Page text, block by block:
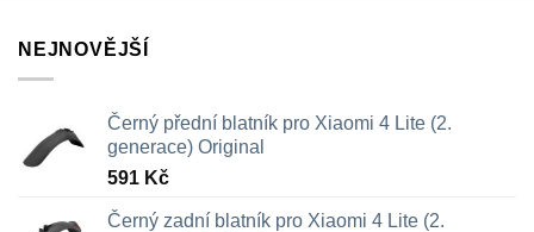
NEJNOVĚJŠÍ
Černý přední blatník pro Xiaomi 4 Lite (2.
generace) Original
591 Kč
Černý zadní blatník pro Xiaomi 4 Lite (2.